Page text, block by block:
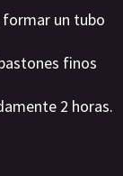
formar un tubo
finos
2 horas.